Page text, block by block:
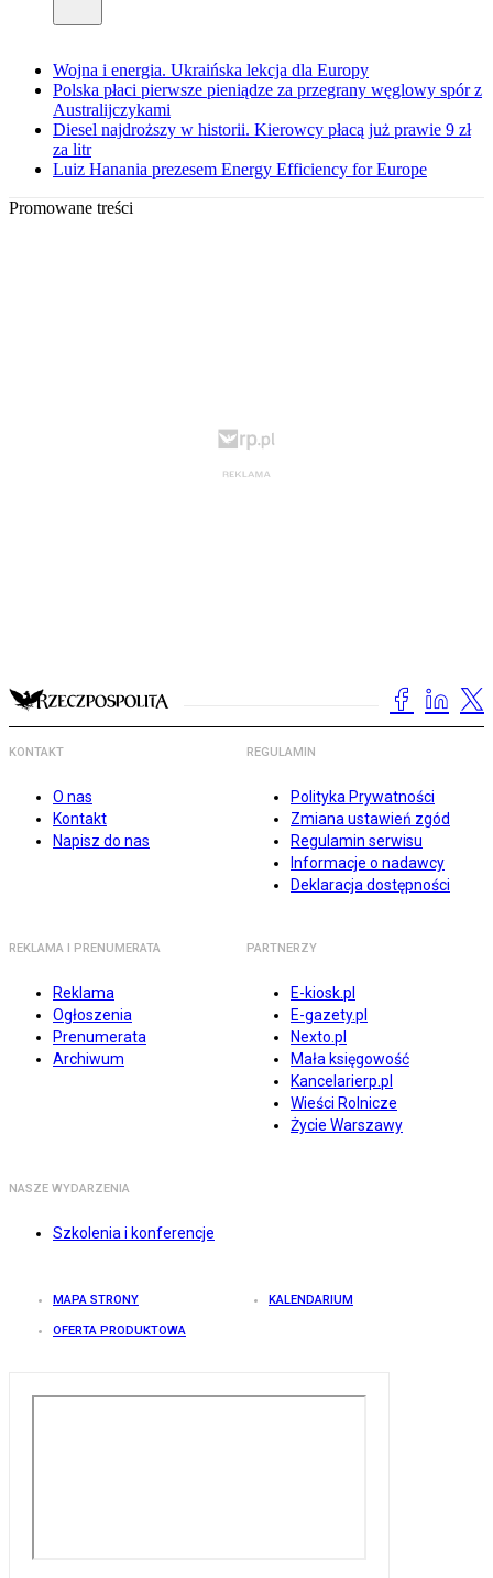
Wojna i energia. Ukraińska lekcja dla Europy
Polska płaci pierwsze pieniądze za przegrany węglowy spór z
Australijczykami
Diesel najdroższy w historii. Kierowcy płacą już prawie 9 zł
za litr
Luiz Hanania prezesem Energy Efficiency for Europe
Promowane treści
KONTAKT
O nas
Kontakt
Napisz do nas
REGULAMIN
Polityka Prywatności
Zmiana ustawień zgód
Regulamin serwisu
Informacje o nadawcy
Deklaracja dostępności
REKLAMA I PRENUMERATA
Reklama
Ogłoszenia
Prenumerata
Archiwum
PARTNERZY
E-kiosk.pl
E-gazety.pl
Nexto.pl
Mała księgowość
Kancelarierp.pl
Wieści Rolnicze
Życie Warszawy
NASZE WYDARZENIA
Szkolenia i konferencje
MAPA STRONY KALENDARIUM
OFERTA PRODUKTOWA